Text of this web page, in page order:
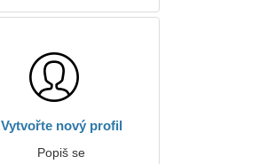
Vytvořte nový profil
Popiš se